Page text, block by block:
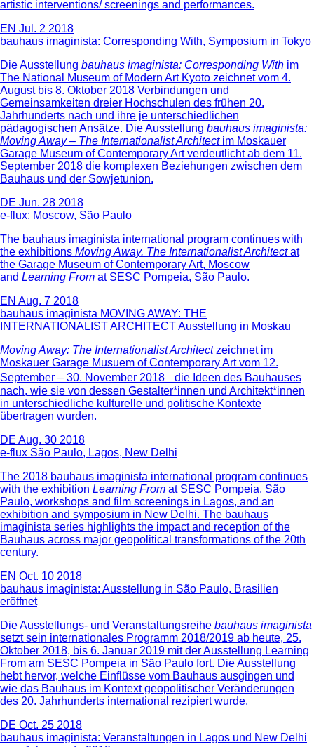
artistic interventions/ screenings and performances.
EN Jul. 2 2018
bauhaus imaginista: Corresponding With, Symposium in Tokyo
Die Ausstellung bauhaus imaginista: Corresponding With im
The National Museum of Modern Art Kyoto zeichnet vom 4.
August bis 8. Oktober 2018 Verbindungen und
Gemeinsamkeiten dreier Hochschulen des frühen 20.
Jahrhunderts nach und ihre je unterschiedlichen
pädagogischen Ansätze. Die Ausstellung bauhaus imaginista:
Moving Away – The Internationalist Architectim Moskauer
Garage Museum of Contemporary Art verdeutlicht ab dem 11.
September 2018 die komplexen Beziehungen zwischen dem
Bauhaus und der Sowjetunion.
DE Jun. 28 2018
e-flux: Moscow, São Paulo
The bauhaus imaginista international program continues with
the exhibitions Moving Away. The Internationalist Architectat
the Garage Museum of Contemporary Art, Moscow
and Learning From at SESC Pompeia, São Paulo.
EN Aug. 7 2018
bauhaus imaginista MOVING AWAY: THE
INTERNATIONALIST ARCHITECT Ausstellung in Moskau
Moving Away: The Internationalist Architectzeichnet im
Moskauer Garage Musuem of Contemporary Art vom 12.
September – 30. November 2018 die Ideen des Bauhauses
nach, wie sie von dessen Gestalter*innen und Architekt*innen
in unterschiedliche kulturelle und politische Kontexte
übertragen wurden.
DE Aug. 30 2018
e-flux São Paulo, Lagos, New Delhi
The 2018 bauhaus imaginista international program continues
with the exhibition Learning From at SESC Pompeia, São
Paulo, workshops and film screenings in Lagos, and an
exhibition and symposium in New Delhi. The bauhaus
imaginista series highlights the impact and reception of the
Bauhaus across major geopolitical transformations of the 20th
century.
EN Oct. 10 2018
bauhaus imaginista: Ausstellung in São Paulo, Brasilien
eröffnet
Die Ausstellungs- und Veranstaltungsreihe bauhaus imaginista
setzt sein internationales Programm 2018/2019 ab heute, 25.
Oktober 2018, bis 6. Januar 2019 mit der Ausstellung Learning
From am SESC Pompeia in São Paulo fort. Die Ausstellung
hebt hervor, welche Einflüsse vom Bauhaus ausgingen und
wie das Bauhaus im Kontext geopolitischer Veränderungen
des 20. Jahrhunderts international rezipiert wurde.
DE Oct. 25 2018
bauhaus imaginista: Veranstaltungen in Lagos und New Delhi